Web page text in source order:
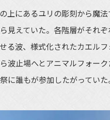
上にあるユリの彫刻から魔
見えていた。各階層がそれ
る波、様式化されたカエル
波止場へとアニマルフォー
に誰もが参加したがっていた